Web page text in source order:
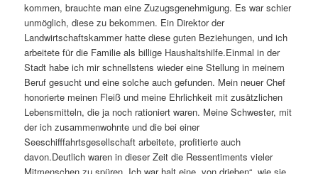
kommen, brauchte man eine Zuzugs­genehmigung. Es war schier
unmöglich, diese zu bekommen. Ein Direktor der
Landwirtschaftskammer hatte diese guten Beziehungen, und ich
arbeitete für die Familie als billige Haushaltshilfe.Einmal in der
Stadt habe ich mir schnellstens wieder eine Stellung in meinem
Beruf gesucht und eine solche auch gefunden. Mein neuer Chef
honorierte meinen Fleiß und meine Ehrlichkeit mit zusätzlichen
Lebensmitteln, die ja noch rationiert waren. Meine Schwester, mit
der ich zusammenwohnte und die bei einer
Seeschifffahrtsgesellschaft arbeitete, profitierte auch
davon.Deutlich waren in dieser Zeit die Ressentiments vieler